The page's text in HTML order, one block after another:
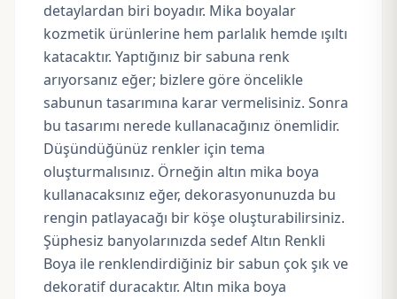
detaylardan biri boyadır. Mika boyalar
kozmetik ürünlerine hem parlalık hemde ışıltı
katacaktır. Yaptığınız bir sabuna renk
arıyorsanız eğer; bizlere göre öncelikle
sabunun tasarımına karar vermelisiniz. Sonra
bu tasarımı nerede kullanacağınız önemlidir.
Düşündüğünüz renkler için tema
oluşturmalısınız. Örneğin altın mika boya
kullanacaksınız eğer, dekorasyonunuzda bu
rengin patlayacağı bir köşe oluşturabilirsiniz.
Şüphesiz banyolarınızda sedef Altın Renkli
Boya ile renklendirdiğiniz bir sabun çok şık ve
dekoratif duracaktır. Altın mika boya